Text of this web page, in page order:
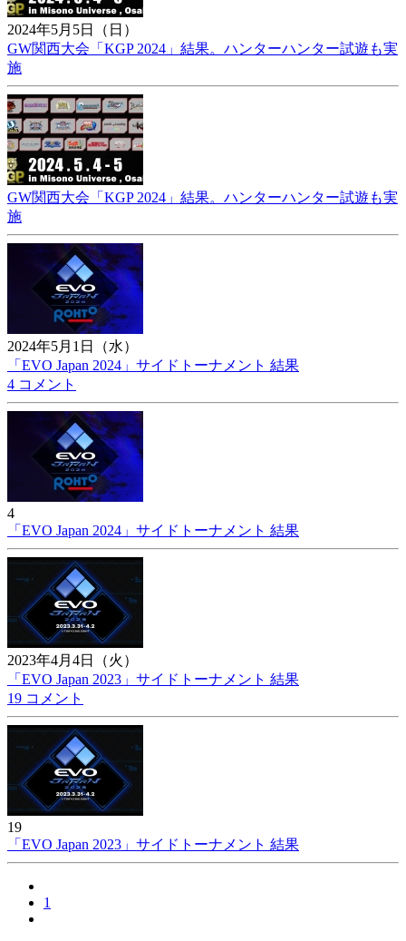
2024年5月5日（日）
GW関西大会「KGP 2024」結果。ハンターハンター試遊も実
施
GW関西大会「KGP 2024」結果。ハンターハンター試遊も実
施
2024年5月1日（水）
「EVO Japan 2024」サイドトーナメント 結果
4 コメント
4
「EVO Japan 2024」サイドトーナメント 結果
2023年4月4日（火）
「EVO Japan 2023」サイドトーナメント 結果
19 コメント
19
「EVO Japan 2023」サイドトーナメント 結果
1